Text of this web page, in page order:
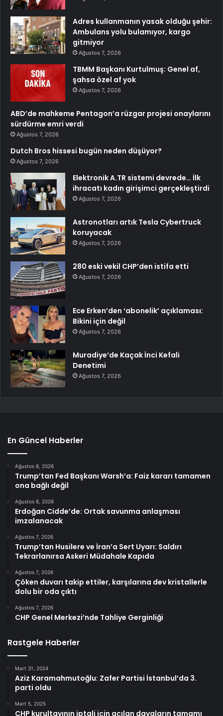
Adres kullanmanın yasak olduğu şehir:
Ambulans yolu bulamıyor, kargo
gitmiyor
Ağustos 7, 2026
TBMM Başkanı Kurtulmuş: Genel af,
şahsa özel af yok
Ağustos 7, 2026
ABD’de mahkeme Pentagon’a rüzgar projesi onaylarını
sürdürme emri verdi
Ağustos 7, 2026
Dutch Bros hissesi bugün neden düşüyor?
Ağustos 7, 2026
Elektronik A.TR sistemi devrede… İlk
ihracatı kadın girişimci gerçekleştirdi
Ağustos 7, 2026
Astronotları artık Tesla Cybertruck
koruyacak
Ağustos 7, 2026
280 eski vekil CHP’den istifa etti
Ağustos 7, 2026
Ece Erken’den ‘abonelik’ açıklaması:
Bikini için değil
Ağustos 7, 2026
Muradiye’de Kaçak İnci Kefali
Denetimi
Ağustos 7, 2026
En Güncel Haberler
Ağustos 8, 2026
Trump’tan Fed Başkanı Warsh’a: Faiz kararı tamamen
ona bağlı değil
Ağustos 8, 2026
Erdoğan Cidde’de: Ortak savunma anlaşması
imzalanacak
Ağustos 7, 2026
Trump’tan Husilere ve İran’a Sert Uyarı: Saldırı
Tekrarlanırsa Askeri Müdahale Kapıda
Ağustos 7, 2026
Çöken duvarı takip ettiler, karşılarına dev kristallerle
dolu bir oda çıktı
Ağustos 7, 2026
CHP Genel Merkezi’nde Tahliye Gerginliği
Rastgele Haberler
Mart 31, 2024
Aziz Karamahmutoğlu: Zafer Partisi İstanbul’da 3.
parti oldu
Mart 5, 2025
CHP kurultayının iptali için açılan davaların tamamı